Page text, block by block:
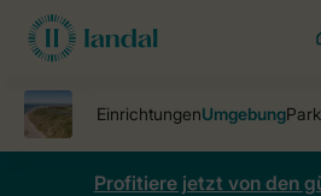
Profitiere jetzt von den